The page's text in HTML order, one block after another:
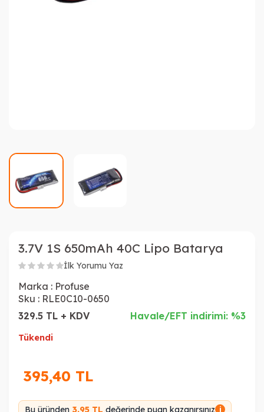
3.7V 1S 650mAh 40C Lipo Batarya
İlk Yorumu Yaz
Marka : Profuse
Sku : RLE0C10-0650
329.5 TL + KDV
Havale/EFT indirimi: %3
Tükendi
395,40 TL
Bu üründen 3.95 TL değerinde puan kazanırsınız i